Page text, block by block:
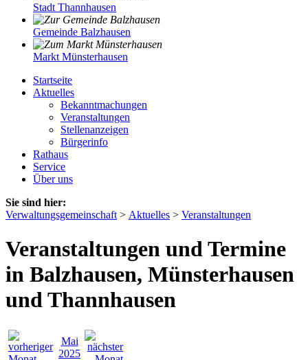
Stadt Thannhausen
Gemeinde Balzhausen
Markt Münsterhausen
Startseite
Aktuelles
Bekanntmachungen
Veranstaltungen
Stellenanzeigen
Bürgerinfo
Rathaus
Service
Über uns
Sie sind hier:
Verwaltungsgemeinschaft > Aktuelles > Veranstaltungen
Veranstaltungen und Termine
in Balzhausen, Münsterhausen
und Thannhausen
Mai
2025